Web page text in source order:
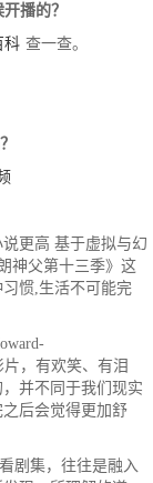
播的？
科 查一查。
更高 基于虚拟与幻
神父第十三季》这
惯,生活不可能完
片，有欢笑、有泪
并不同于我们现实
后会觉得更加舒
剧集，往往是融入